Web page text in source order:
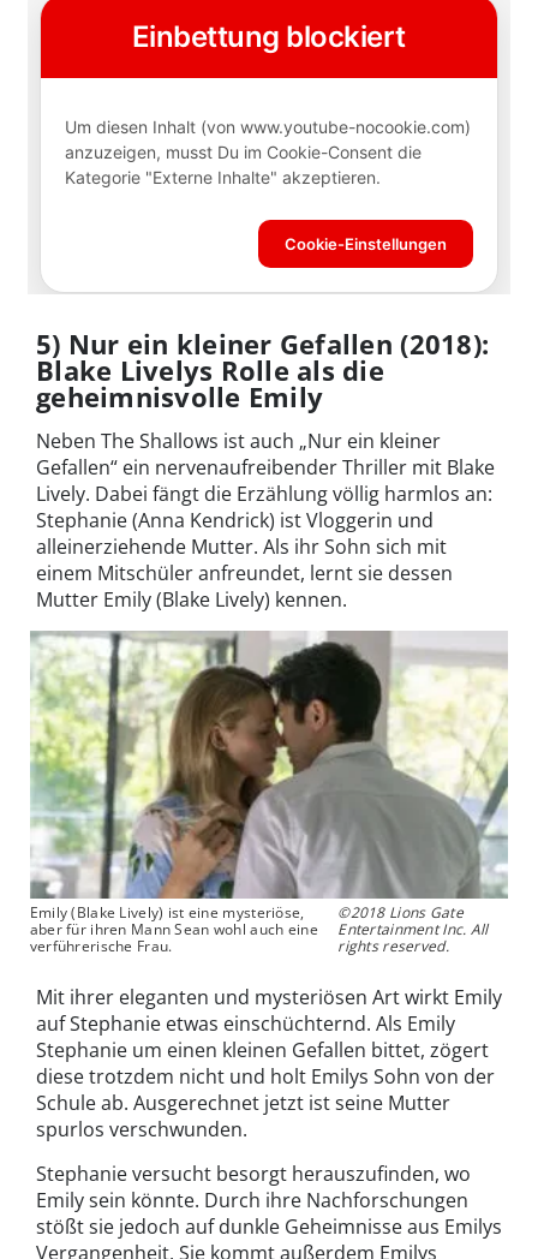
5) Nur ein kleiner Gefallen (2018):
Blake Livelys Rolle als die
geheimnisvolle Emily
Neben The Shallows ist auch „Nur ein kleiner
Gefallen“ ein nervenaufreibender Thriller mit Blake
Lively. Dabei fängt die Erzählung völlig harmlos an:
Stephanie (Anna Kendrick) ist Vloggerin und
alleinerziehende Mutter. Als ihr Sohn sich mit
einem Mitschüler anfreundet, lernt sie dessen
Mutter Emily (Blake Lively) kennen.
Emily (Blake Lively) ist eine mysteriöse,
aber für ihren Mann Sean wohl auch eine
verführerische Frau.
©2018 Lions Gate
Entertainment Inc. All
rights reserved.
Mit ihrer eleganten und mysteriösen Art wirkt Emily
auf Stephanie etwas einschüchternd. Als Emily
Stephanie um einen kleinen Gefallen bittet, zögert
diese trotzdem nicht und holt Emilys Sohn von der
Schule ab. Ausgerechnet jetzt ist seine Mutter
spurlos verschwunden.
Stephanie versucht besorgt herauszufinden, wo
Emily sein könnte. Durch ihre Nachforschungen
stößt sie jedoch auf dunkle Geheimnisse aus Emilys
Vergangenheit. Sie kommt außerdem Emilys